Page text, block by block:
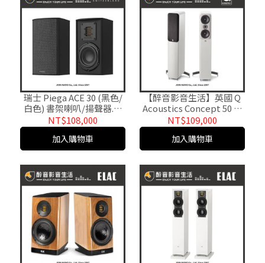
瑞士 Piega ACE 30 (黑色/
白色) 書架喇叭/揚聲器.台
灣公司貨 醉音影音生活
NT$108,000
加入購物車
【醉音影音生活】英國 Q
Acoustics Concept 50 落
地喇叭.台灣公司貨
NT$109,000
加入購物車